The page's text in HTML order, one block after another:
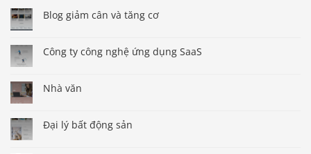
Blog giảm cân và tăng cơ
Công ty công nghệ ứng dụng SaaS
Nhà văn
Đại lý bất động sản